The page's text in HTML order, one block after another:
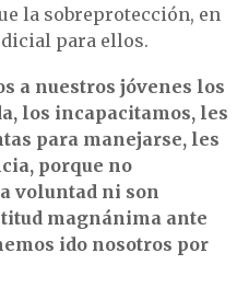
la sobreprotección, en
para ellos.
a nuestros jóvenes los
los incapacitamos, les
para manejarse, les
porque no
voluntad ni son
magnánima ante
ido nosotros por